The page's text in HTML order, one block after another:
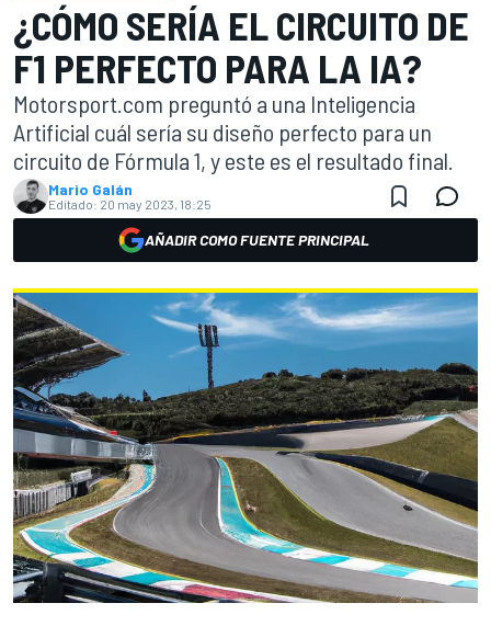
¿CÓMO SERÍA EL CIRCUITO DE
F1 PERFECTO PARA LA IA?
Motorsport.com preguntó a una Inteligencia
Artificial cuál sería su diseño perfecto para un
circuito de Fórmula 1, y este es el resultado final.
Mario Galán
Editado: 20 may 2023, 18:25
AÑADIR COMO FUENTE PRINCIPAL